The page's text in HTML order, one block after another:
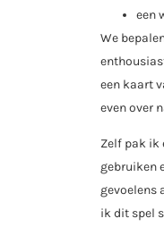
een
We
een kaart
even over
Zelf pak ik
gebruiken
gevoelens
ik dit spel